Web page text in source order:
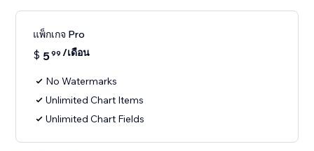
แพ็กเกจ Pro
$ 599 /เดือน
No Watermarks
Unlimited Chart Items
Unlimited Chart Fields